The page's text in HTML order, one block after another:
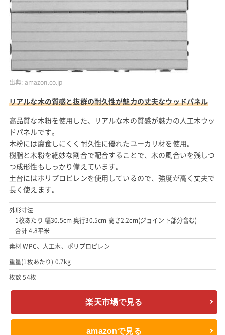
出典: amazon.co.jp
リアルな木の質感と抜群の耐久性が魅力の丈夫なウッドパネル
高品質な木粉を使用した、リアルな木の質感が魅力の人工木ウッ
ドパネルです。
木粉には腐食しにくく耐久性に優れたユーカリ材を使用。
樹脂と木粉を絶妙な割合で配合することで、木の風合いを残しつ
つ成形性もしっかり備えています。
土台にはポリプロピレンを使用しているので、強度が高く丈夫で
長く使えます。
外形寸法
1枚あたり 幅30.5cm 奥行30.5cm 高さ2.2cm(ジョイント部分含む)
合計 4.8平米
素材 WPC、人工木、ポリプロピレン
重量(1枚あたり) 0.7kg
枚数 54枚
楽天市場で見る
amazonで見る